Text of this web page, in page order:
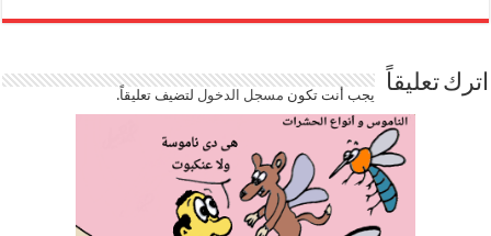
اترك تعليقاً يجب أنت تكون مسجل الدخوللتضيف تعليقاً.